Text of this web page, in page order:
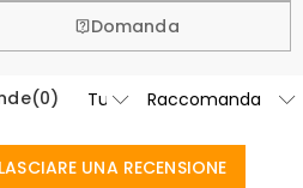
Domanda
(0)
UNA RECENSIONE